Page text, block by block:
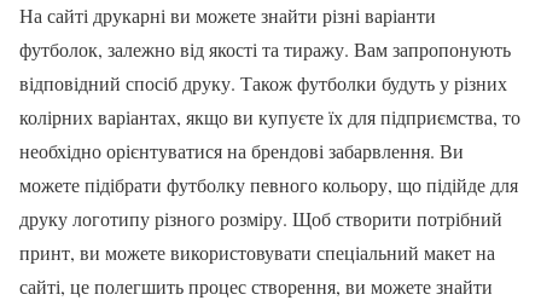
На сайті друкарні ви можете знайти різні варіанти
футболок, залежно від якості та тиражу. Вам запропонують
відповідний спосіб друку. Також футболки будуть у різних
колірних варіантах, якщо ви купуєте їх для підприємства, то
необхідно орієнтуватися на брендові забарвлення. Ви
можете підібрати футболку певного кольору, що підійде для
друку логотипу різного розміру. Щоб створити потрібний
принт, ви можете використовувати спеціальний макет на
сайті, це полегшить процес створення, ви можете знайти